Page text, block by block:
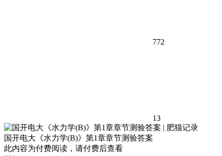
772
13
国开电大《水力学(B)》第1章章节测验答案
此内容为付费阅读，请付费后查看